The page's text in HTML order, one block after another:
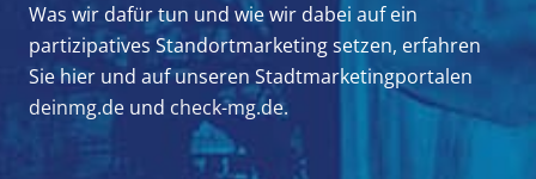
Was wir dafür tun und wie wir dabei auf ein
partizipatives Standortmarketing setzen, erfahren
Sie hier und auf unseren Stadtmarketingportalen
deinmg.de und check-mg.de.